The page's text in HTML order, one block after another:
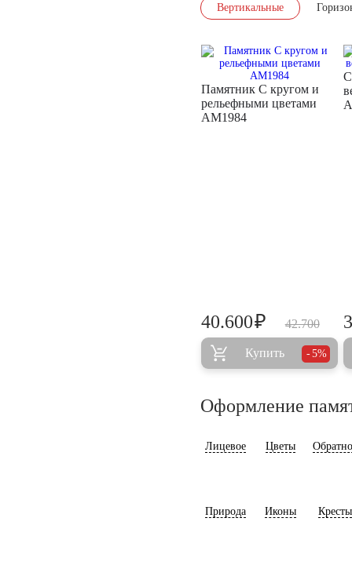
Вертикальные
Памятник С кругом и
рельефными цветами
AM1984
42.700
40.600₽
Купить 5%
Оформление
Лицевое Цветы
Природа Иконы Кресты